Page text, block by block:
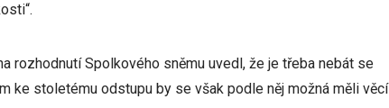
rozhodnutí Spolkového sněmu uvedl, že je třeba nebát se
ke stoletému odstupu by se však podle něj možná měli věcí